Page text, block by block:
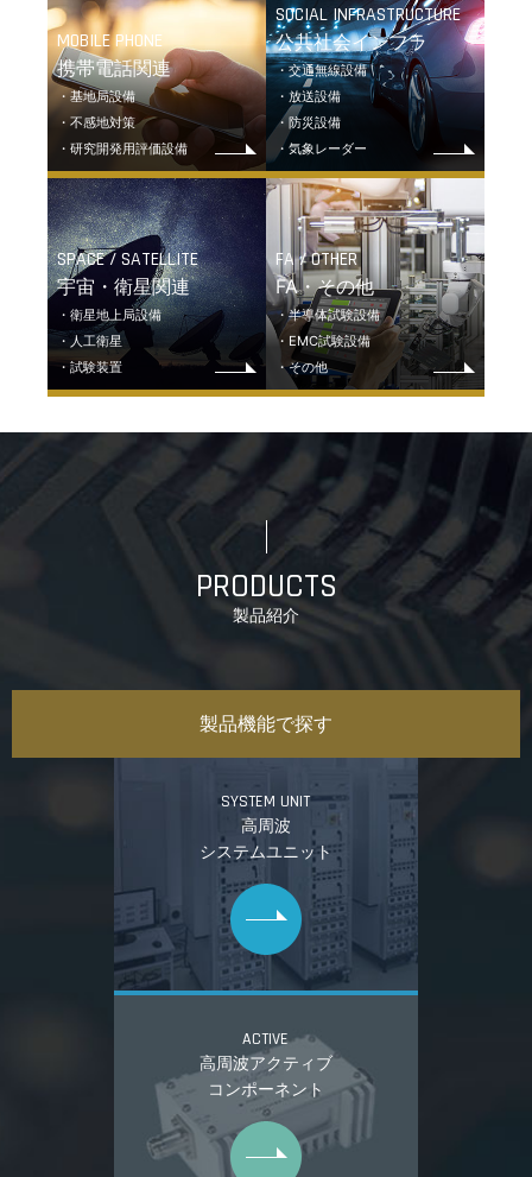
MOBILE PHONE
携帯電話関連
・基地局設備
・不感地対策
・研究開発用評価設備
SOCIAL INFRASTRUCTURE
公共社会インフラ
・交通無線設備
・放送設備
・防災設備
・気象レーダー
SPACE / SATELLITE
宇宙・衛星関連
・衛星地上局設備
・人工衛星
・試験装置
FA / OTHER
FA・その他
・半導体試験設備
・EMC試験設備
・その他
PRODUCTS
製品紹介
製品機能で探す
SYSTEM UNIT
高周波
システムユニット
ACTIVE
高周波アクティブ
コンポーネント